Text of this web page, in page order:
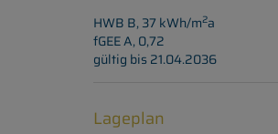
HWB B, 37 kWh/m2a
fGEEA, 0,72
gültig bis 21.04.2036
Lageplan